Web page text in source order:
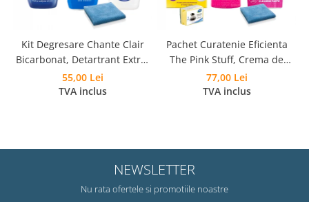
Kit Degresare Chante Clair
Bicarbonat, Detartrant Extra-
Rapid, Anticalcar si Laveta
Microfibra
55,00 Lei
TVA inclus
Pachet Curatenie Eficienta
The Pink Stuff, Crema de
curatare 500 ml, Pasta
Curatare 850 g, Pudra
77,00 Lei
TVA inclus
NEWSLETTER
Nu rata ofertele si promotiile noastre